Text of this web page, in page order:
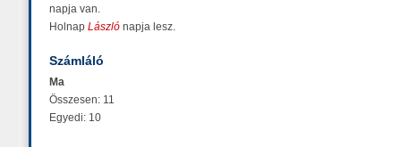
napja van.
Holnap László napja lesz.
Számláló
Ma
Összesen: 11
Egyedi: 10